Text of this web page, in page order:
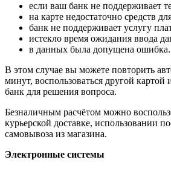
если ваш банк не поддерживает
на карте недостаточно средств
банк не поддерживает услугу
истекло время ожидания ввода
в данных была допущена ошибка.
В этом случае вы можете повторить
минут, воспользоваться другой картой
банк для решения вопроса.
Безналичным расчётом можно
курьерской доставке, использовании
самовывоза из магазина.
Электронные системы